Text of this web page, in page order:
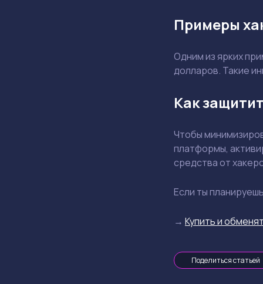
Примеры
Одним из ярких
долларов. Такие
Как
Чтобы
платформы,
средства от
Если ты
→ Купить и
Поделиться статьей